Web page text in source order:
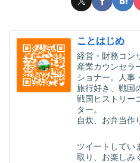
ことはじめ
経営・財務コン
産業カウンセラ
ショナー。人事
旅行好き、戦国
戦国ヒストリー
ター。
自炊、お弁当作
ツイートしてい
取り、お楽しみ